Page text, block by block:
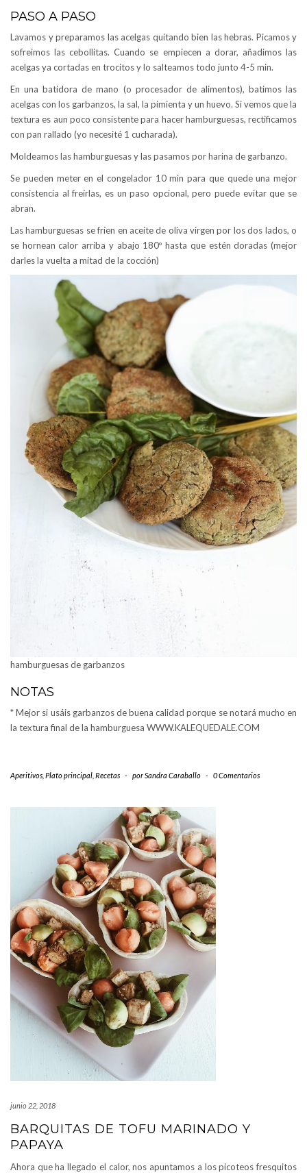
PASO A PASO
Lavamos y preparamos las acelgas quitando bien las hebras. Picamos y
sofreimos las cebollitas. Cuando se empiecen a dorar, añadimos las
acelgas ya cortadas en trocitos y lo salteamos todo junto 4-5 min.
En una batidora de mano (o procesador de alimentos), batimos las
acelgas con los garbanzos, la sal, la pimienta y un huevo. Si vemos que la
textura es aun poco consistente para hacer hamburguesas, rectificamos
con pan rallado (yo necesité 1 cucharada).
Moldeamos las hamburguesas y las pasamos por harina de garbanzo.
Se pueden meter en el congelador 10 min para que quede una mejor
consistencia al freírlas, es un paso opcional, pero puede evitar que se
abran.
Las hamburguesas se fríen en aceite de oliva virgen por los dos lados, o
se hornean calor arriba y abajo 180º hasta que estén doradas (mejor
darles la vuelta a mitad de la cocción)
hamburguesas de garbanzos
NOTAS
* Mejor si usáis garbanzos de buena calidad porque se notará mucho en
la textura final de la hamburguesa WWW.KALEQUEDALE.COM
Aperitivos Plato principal Recetas - porSandra Caraballo - 0 Comentarios
junio 22, 2018
BARQUITAS DE TOFU MARINADO Y
PAPAYA
Ahora que ha llegado el calor, nos apuntamos a los picoteos fresquitos